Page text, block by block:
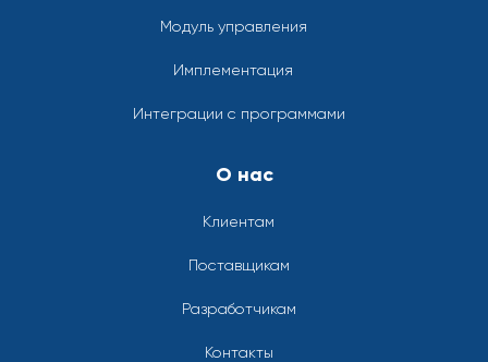
Модуль управления
Имплементация
Интеграции с программами
О нас
Клиентам
Поставщикам
Разработчикам
Контакты